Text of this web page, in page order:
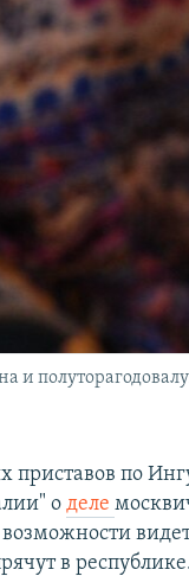
приставов по
оделе
в